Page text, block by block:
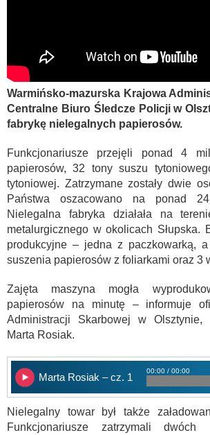
Warmińsko-mazurska Krajowa
Centralne Biuro Śledcze Policji w
fabrykę nielegalnych papierosów.
Funkcjonariusze przejęli ponad 4
papierosów, 32 tony suszu
tytoniowej. Zatrzymane zostały dwie
Państwa oszacowano na ponad
Nielegalna fabryka działała na
metalurgicznego w okolicach Słupska.
produkcyjne – jedna z paczkowarką,
suszenia papierosów z foliarkami oraz 3
Zajęta maszyna mogła
papierosów na minutę – informuje
Administracji Skarbowej w Olsztynie,
Marta Rosiak.
Marta Rosiak – cz. 1
00:00 / 00:00
Nielegalny towar był także
Funkcjonariusze zatrzymali dwóch